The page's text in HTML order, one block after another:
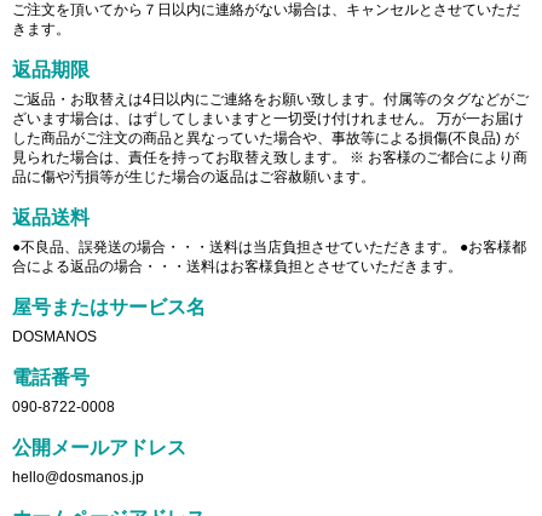
ご注文を頂いてから７日以内に連絡がない場合は、キャンセルとさせていただ
きます。
返品期限
ご返品・お取替えは4日以内にご連絡をお願い致します。付属等のタグなどがご
ざいます場合は、はずしてしまいますと一切受け付けれません。 万が一お届け
した商品がご注文の商品と異なっていた場合や、事故等による損傷(不良品) が
見られた場合は、責任を持ってお取替え致します。 ※ お客様のご都合により商
品に傷や汚損等が生じた場合の返品はご容赦願います。
返品送料
●不良品、誤発送の場合・・・送料は当店負担させていただきます。 ●お客様都
合による返品の場合・・・送料はお客様負担とさせていただきます。
屋号またはサービス名
DOSMANOS
電話番号
090-8722-0008
公開メールアドレス
hello@dosmanos.jp